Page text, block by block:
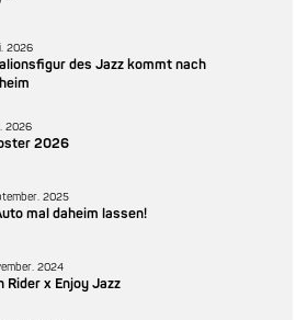
2026
des Jazz kommt nach
2026
2026
2025
mal daheim lassen!
2024
Rider x Enjoy Jazz